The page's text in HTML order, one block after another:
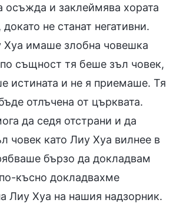
осъжда и заклеймява хората
не станат негативни.
Хуа имаше злобна човешка
същност тя беше зъл човек,
истината и не я приемаше. Тя
отлъчена от църквата.
да седя отстрани и да
човек като Лиу Хуа вилнее в
бързо да докладвам
късно докладвахме
Лиу Хуа на нашия надзорник.